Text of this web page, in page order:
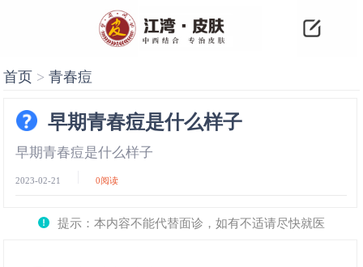
首页 >青春痘
早期青春痘是什么样子
早期青春痘是什么样子
2023-02-21 0阅读
提示：本内容不能代替面诊，如有不适请尽快就医